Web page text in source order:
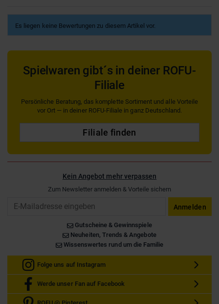
Es liegen keine Bewertungen zu diesem Artikel vor.
Spielwaren gibt´s in deiner ROFU-
Filiale
Persönliche Beratung, das komplette Sortiment und alle Vorteile
vor Ort — in deiner ROFU-Filiale in ganz Deutschland.
Filiale finden
Kein Angebot mehr verpassen
Zum Newsletter anmelden & Vorteile sichern
Anmelden
Gutscheine & Gewinnspiele
Neuheiten, Trends & Angebote
Wissenswertes rund um die Familie
Folge uns auf Instagram
Werde unser Fan auf Facebook